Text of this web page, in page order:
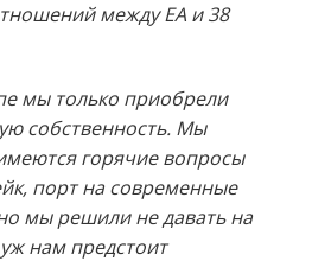
между EA и 38
мы только приобрели
собственность. Мы
горячие вопросы
порт на современные
мы решили не давать на
нам предстоит